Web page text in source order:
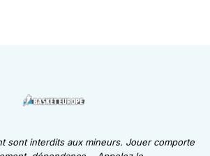
sont interdits aux mineurs. Jouer comporte